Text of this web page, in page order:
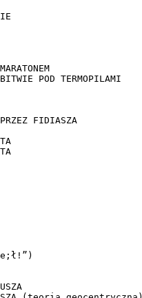
POD TERMOPILAMI
PRZEZ FIDIASZA